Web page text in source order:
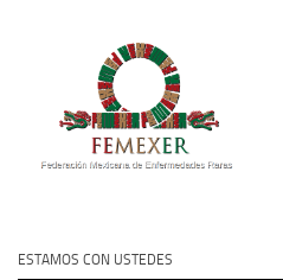
ESTAMOS CON USTEDES